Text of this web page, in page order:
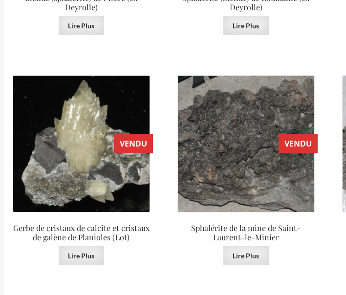
Deyrolle)
Lire Plus
Deyrolle)
Lire Plus
VENDU
Gerbe de cristaux de calcite et cristaux
de galène de Planioles (Lot)
Lire Plus
VENDU
Sphalérite de la mine de Saint-
Laurent-le-Minier
Lire Plus